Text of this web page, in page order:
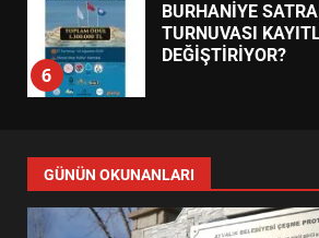
6
BURHANİYE
TURNUVASI
DEĞİŞTİRİYOR?
7
YENİ YÖNETİM
ŞEKİLLENDİ?
GÜNÜN OKUNANLARI